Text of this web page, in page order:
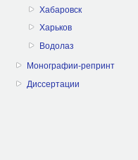
Хабаровск
Харьков
Водолаз
Монографии-репринт
Диссертации